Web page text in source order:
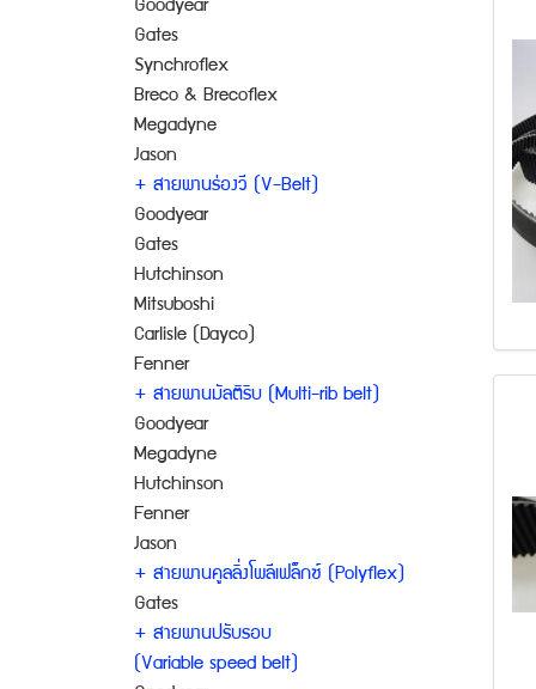
Goodyear
Gates
Synchroflex
Breco & Brecoflex
Megadyne
Jason
+ สายพานร่องวี (V-Belt)
Goodyear
Gates
Hutchinson
Mitsuboshi
Carlisle (Dayco)
Fenner
+ สายพานมัลติริบ (Multi-rib belt)
Goodyear
Megadyne
Hutchinson
Fenner
Jason
+ สายพานคูลลิ่งโพลีเฟล็กซ์ (Polyflex)
Gates
+ สายพานปรับรอบ
(Variable speed belt)